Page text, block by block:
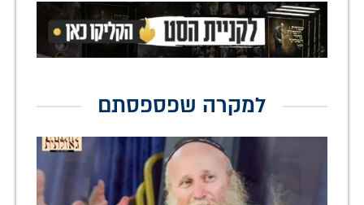
למקרה שפספסתם